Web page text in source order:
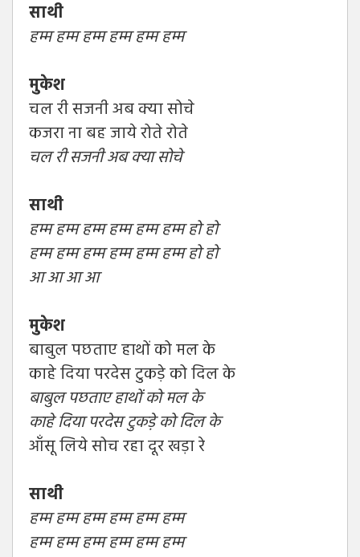
साथी
हम्म हम्म हम्म हम्म हम्म हम्म
मुकेश
चल री सजनी अब क्या सोचे
कजरा ना बह जाये रोते रोते
चल री सजनी अब क्या सोचे
साथी
हम्म हम्म हम्म हम्म हम्म हम्म हो हो
हम्म हम्म हम्म हम्म हम्म हम्म हो हो
आ आ आ आ
मुकेश
बाबुल पछताए हाथों को मल के
काहे दिया परदेस टुकड़े को दिल के
बाबुल पछताए हाथों को मल के
काहे दिया परदेस टुकड़े को दिल के
आँसू लिये सोच रहा दूर खड़ा रे
साथी
हम्म हम्म हम्म हम्म हम्म हम्म
हम्म हम्म हम्म हम्म हम्म हम्म